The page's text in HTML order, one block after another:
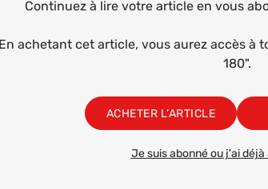
Continuez à lire votre article en vous
En achetant cet article, vous aurez accès à
180".
ACHETER L’ARTICLE
Je suis abonné ou j'ai